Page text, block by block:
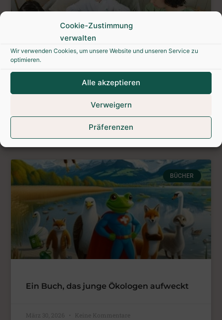
Cookie-Zustimmung
verwalten
Wir verwenden Cookies, um unsere Website und unseren Service zu
optimieren.
Alle akzeptieren
Verweigern
Präferenzen
Kamishibai-Theater
Keine Kommentare
BÜCHER
Ein Buch, das junge Ökologen aufweckt
März 30, 2026 Keine Kommentare